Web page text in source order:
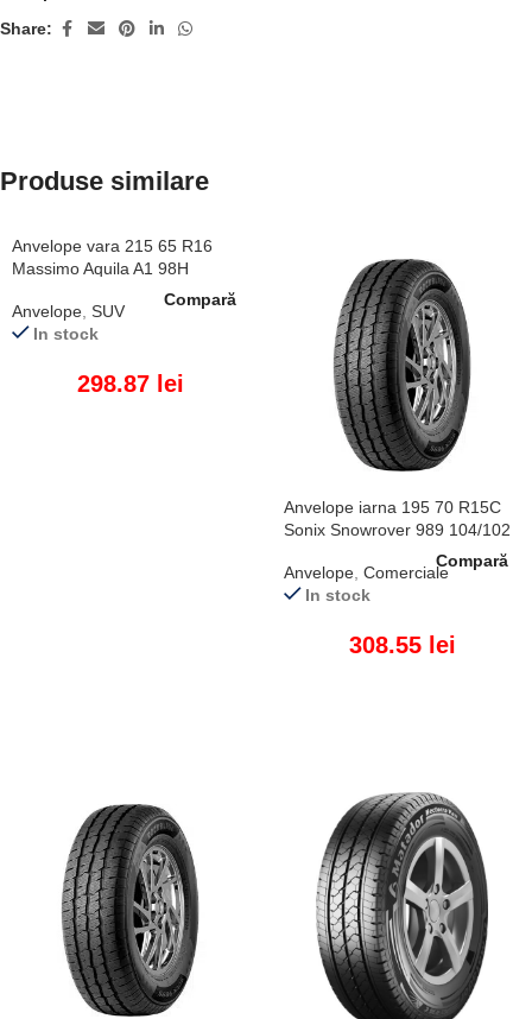
Share:
Produse similare
Anvelope vara 215 65 R16
Massimo Aquila A1 98H
Anvelope SUV
In stock
298.87 lei
Compară
Anvelope iarna 195 70 R15C
Sonix Snowrover 989 104/102
Anvelope Comerciale
In stock
308.55 lei
Compară